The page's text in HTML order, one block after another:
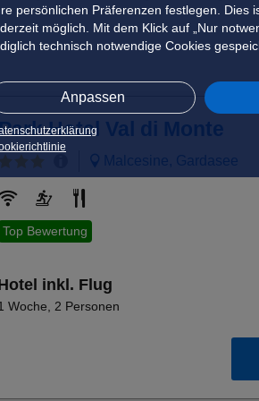
persönlichen Präferenzen festlegen. Dies
möglich. Mit dem Klick auf „Nur
technisch notwendige Cookies
Anpassen
Hotel Val di Monte
Malcesine, Gardasee
Top Bewertung
inkl. Flug
Woche 2 Personen